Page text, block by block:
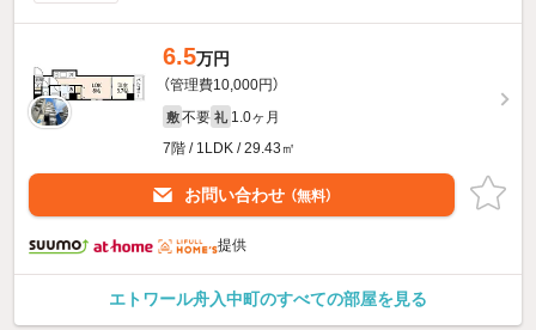
6.5万円
（管理費10,000円）
敷 不要 礼 1.0ヶ月
7階 / 1LDK / 29.43㎡
お問い合わせ （無料）
提供
エトワール舟入中町のすべての部屋を見る